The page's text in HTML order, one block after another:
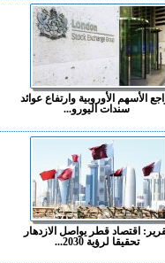
الأسهم الأوروبية وارتفاع عوائد
سندات اليورو...
اقتصاد قطر يواصل الازدهار
تحقيقا لرؤية 2030...